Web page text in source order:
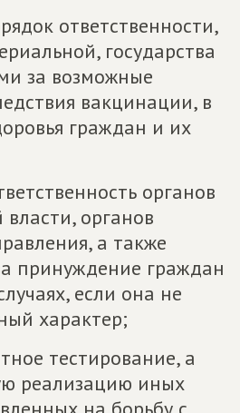
ответственности,
государства
за возможные
вакцинации, в
граждан и их
органов
власти, органов
а также
принуждение граждан
если она не
характер;
тестирование, а
реализацию иных